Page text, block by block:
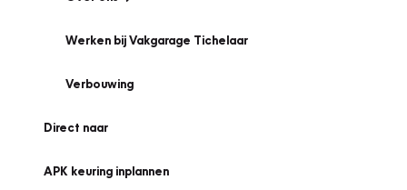
Werken bij Vakgarage Tichelaar
Verbouwing
Direct naar
APK keuring inplannen